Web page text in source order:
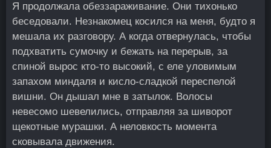
Я продолжала обеззараживание. Они тихонько
беседовали. Незнакомец косился на меня, будто я
мешала их разговору. А когда отвернулась, чтобы
подхватить сумочку и бежать на перерыв, за
спиной вырос кто-то высокий, с еле уловимым
запахом миндаля и кисло-сладкой переспелой
вишни. Он дышал мне в затылок. Волосы
невесомо шевелились, отправляя за шиворот
щекотные мурашки. А неловкость момента
сковывала движения.